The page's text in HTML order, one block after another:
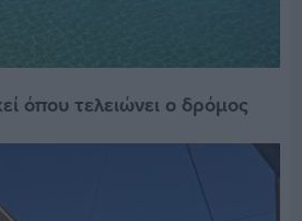
όπου τελειώνει ο δρόμος